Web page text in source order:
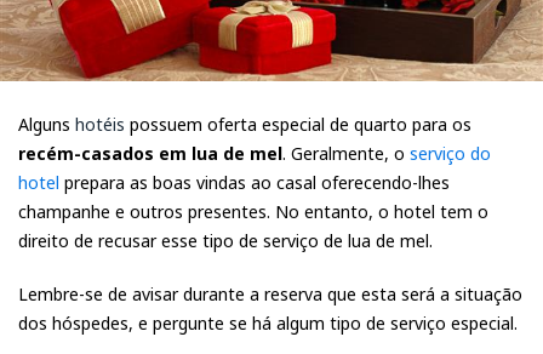
Alguns hotéis possuem oferta especial de quarto para os
recém-casados em lua de mel. Geralmente, o serviço do
hotel prepara as boas vindas ao casal oferecendo-lhes
champanhe e outros presentes. No entanto, o hotel tem o
direito de recusar esse tipo de serviço de lua de mel.
Lembre-se de avisar durante a reserva que esta será a situação
dos hóspedes, e pergunte se há algum tipo de serviço especial.